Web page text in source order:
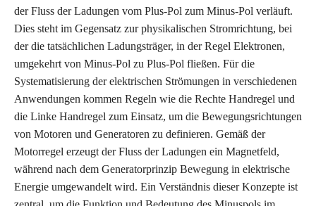
der Fluss der Ladungen vom Plus-Pol zum Minus-Pol verläuft.
Dies steht im Gegensatz zur physikalischen Stromrichtung, bei
der die tatsächlichen Ladungsträger, in der Regel Elektronen,
umgekehrt von Minus-Pol zu Plus-Pol fließen. Für die
Systematisierung der elektrischen Strömungen in verschiedenen
Anwendungen kommen Regeln wie die Rechte Handregel und
die Linke Handregel zum Einsatz, um die Bewegungsrichtungen
von Motoren und Generatoren zu definieren. Gemäß der
Motorregel erzeugt der Fluss der Ladungen ein Magnetfeld,
während nach dem Generatorprinzip Bewegung in elektrische
Energie umgewandelt wird. Ein Verständnis dieser Konzepte ist